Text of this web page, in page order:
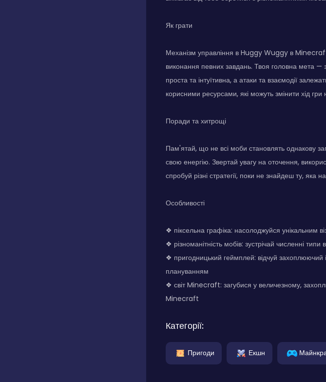
Як грати
Механізм управління в Huggy Wuggy в
виконання певних завдань. Твоя головна мета —
проста та інтуїтивна, а атаки та взаємодії
корисними ресурсами, які можуть змінити хід гри
Поради та хитрощі
Пам'ятай, що не всі моби становлять однакову
свою енергію. Звертай увагу на оточення,
спробуй різні стратегії, поки не знайдеш ту, яка
Особливості
❖ піксельна графіка: насолоджуйся унікальним
❖ різноманітність мобів: зустрічай численні
❖ пригодницький геймплей: відчуй захоплюючий
плануванням
❖ світ Minecraft: загубися у величезному,
Minecraft
Категорії:
Пригоди Екшн